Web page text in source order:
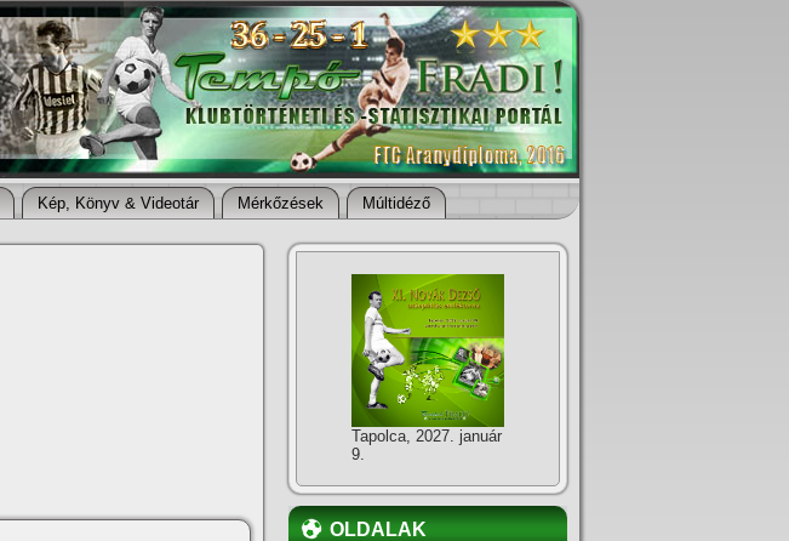
Kép, Könyv & Videotár Mérkőzések Múltidéző
Tapolca, 2027. január
9.
OLDALAK